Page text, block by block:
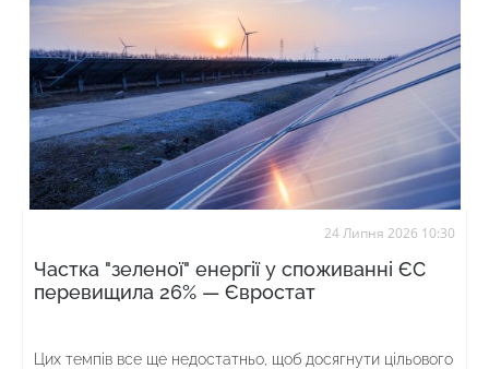
24 Липня 2026 10:30
Частка "зеленої" енергії у споживанні ЄС
перевищила 26% — Євростат
Цих темпів все ще недостатньо, щоб досягнути цільового